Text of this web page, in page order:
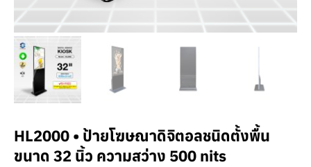
HL2000 • ป้ายโฆษณาดิจิตอลชนิดตั้งพื้น
ขนาด 32 นิ้ว ความสว่าง 500 nits